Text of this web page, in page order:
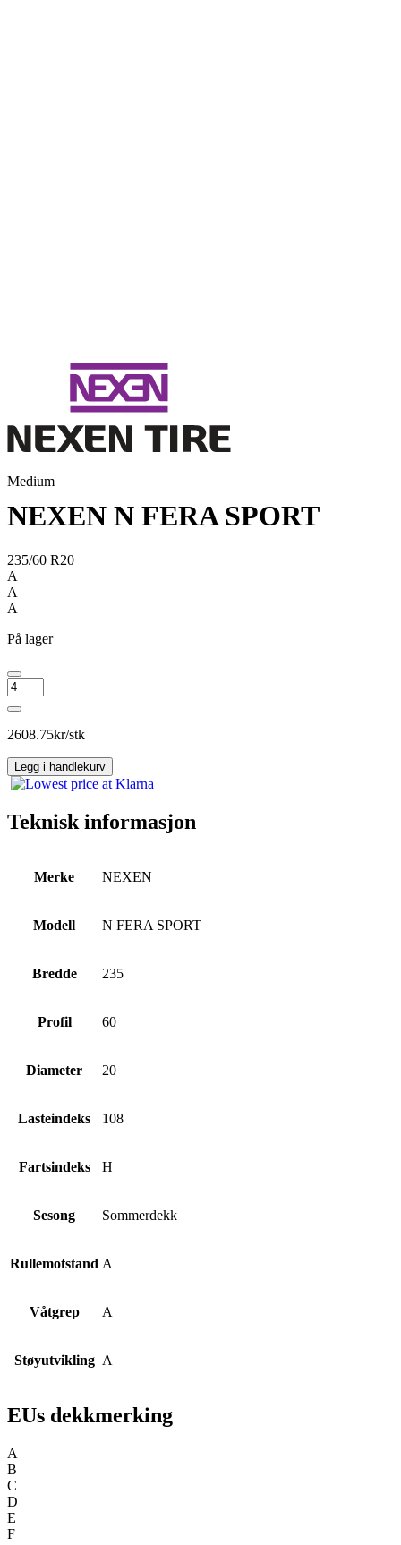
Medium
NEXEN N FERA SPORT
235/60 R20
A
A
A
På lager
NEXEN
N
FERA
SPORT
2608.75kr/stk
Legg i handlekurv
Teknisk informasjon
Merke NEXEN
Modell N FERA SPORT
Bredde 235
Profil 60
Diameter 20
Lasteindeks 108
Fartsindeks H
Sesong Sommerdekk
Rullemotstand A
Våtgrep A
Støyutvikling A
EUs dekkmerking
A
B
C
D
E
F